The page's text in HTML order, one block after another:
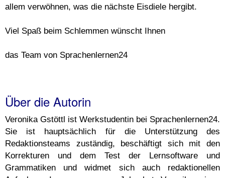
allem verwöhnen, was die nächste Eisdiele hergibt.
Viel Spaß beim Schlemmen wünscht Ihnen
das Team von Sprachenlernen24
Über die Autorin
Veronika Gstöttl ist Werkstudentin bei Sprachenlernen24.
Sie ist hauptsächlich für die Unterstützung des
Redaktionsteams zuständig, beschäftigt sich mit den
Korrekturen und dem Test der Lernsoftware und
Grammatiken und widmet sich auch redaktionellen